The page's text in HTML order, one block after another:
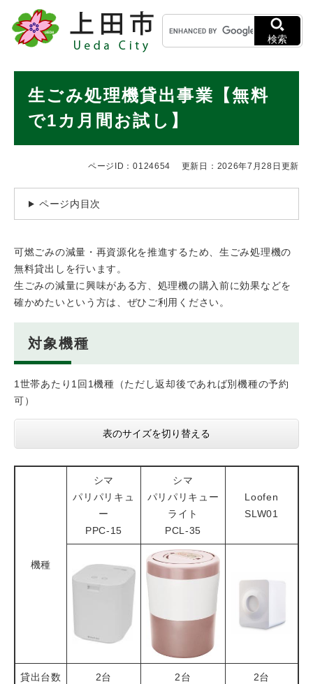
メニューを飛ばして本文へ
キ
ー
ワ
検
検索
生ごみ処理機貸出事業【無料
で1カ月間お試し】
ページID：0124654 更新日：2026年7月28日更新
ページ内目次
可燃ごみの減量・再資源化を推進するため、生ごみ処理機の
無料貸出しを行います。
生ごみの減量に興味がある方、処理機の購入前に効果などを
確かめたいという方は、ぜひご利用ください。
対象機種
1世帯あたり1回1機種（ただし返却後であれば別機種の予約
可）
表のサイズを切り替える
機種
シマ
パリパリキュ
ー
PPC-15
シマ
パリパリキュー
ライト
PCL-35
Loofen
SLW01
貸出台数 2台 2台 2台